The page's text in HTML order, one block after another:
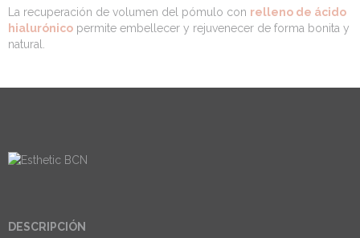
La recuperación de volumen del pómulo con relleno de ácido
hialurónico permite embellecer y rejuvenecer de forma bonita y
natural.
DESCRIPCIÓN